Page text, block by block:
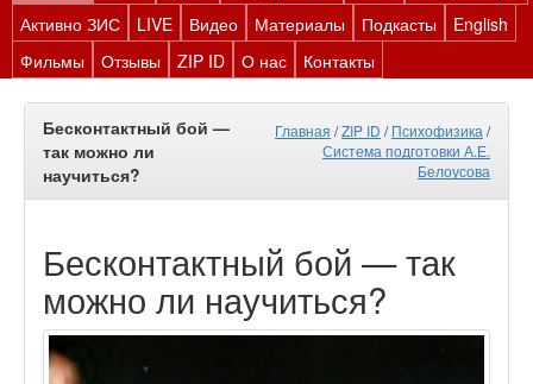
Активно ЗИС
LIVE Видео Материалы Подкасты
English
Фильмы
Отзывы ZIP ID О нас Контакты
Бесконтактный бой —
так можно ли
научиться?
Главная /ZIP ID /Психофизика /
Система подготовки А.Е.
Белоусова
Бесконтактный бой — так
можно ли научиться?